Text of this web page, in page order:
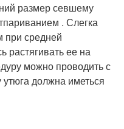
размер севшему
. Слегка
при средней
растягивать ее на
можно проводить с
утюга должна иметься